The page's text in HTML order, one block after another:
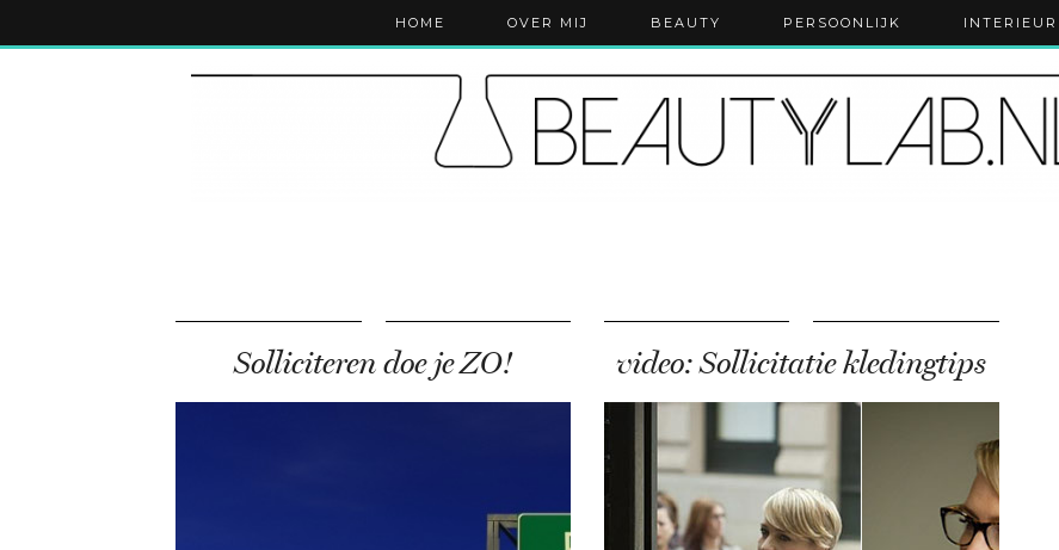
HOME OVER MIJ BEAUTY PERSOONLIJK INTERIEUR
Solliciteren doe je ZO! video: Sollicitatie kledingtips